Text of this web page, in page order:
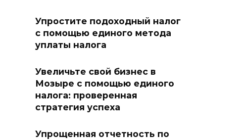
Упростите подоходный налог
с помощью единого метода
уплаты налога
Увеличьте свой бизнес в
Мозыре с помощью единого
налога: проверенная
стратегия успеха
Упрощенная отчетность по